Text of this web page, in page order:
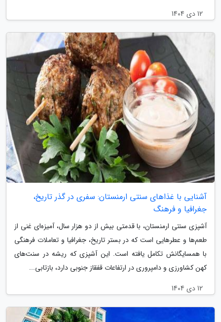
12 دی 1404
آشنایی با غذاهای سنتی ارمنستان: سفری در گذر تاریخ،
جغرافیا و فرهنگ
آشپزی سنتی ارمنستان، با قدمتی بیش از دو هزار سال، آمیزه‌ای غنی از
طعم‌ها و عطرهایی است که در بستر تاریخ، جغرافیا و تعاملات فرهنگی
با همسایگانش تکامل یافته است. این آشپزی که ریشه در سنت‌های
کهن کشاورزی و دامپروری در ارتفاعات قفقاز جنوبی دارد، بازتابی...
12 دی 1404